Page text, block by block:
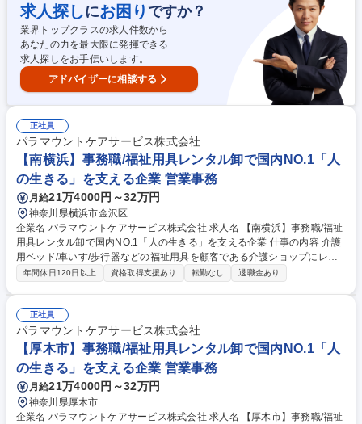
の策定や、トラブル時の迅速な修理対応、保守契約の提案も担います。眼
科領域の特性上、夜間・緊急の呼び出しは極めて稀で、ワークライフバラ
ンスを保ちやすい環境です。英語のマニュアルを使用するため、語学力を
活かしたい方や、将来的に英語力を伸ばしたい方にも最適な環境です。 ※
建設業務は伴いません。 募集職種 【千葉】医療機器フィールドサービス
エンジニア/離職率2%以下/急な呼び出し無
求人探しにお困り ですか？
業界トップクラスの求人件数から
あなたの力を最大限に発揮できる
求人探しをお手伝いします。
アドバイザーに相談する
正社員
パラマウントケアサービス株式会社
【南横浜】事務職/福祉用具レンタル卸で国内NO.1「人
の生きる」を支える企業 営業事務
月給21万4000円～32万円
神奈川県横浜市金沢区
企業名 パラマウントケアサービス株式会社 求人名 【南横浜】事務職/福祉
用具レンタル卸で国内NO.1「人の生きる」を支える企業 仕事の内容 介護
用ベッド/車いす/歩行器などの福祉用具を顧客である介護ショップにレン
タルする際の事務作業全般を中心に担当いただきます。営業のサポート業
る介在価値の高い仕事です。そのため、事務作業だけでなく、人と接する
ことで周りの人をサポート・業績に間接的に関与していけることがやりが
いです。ルーチンワークの中にも、自分だけの色を出していけるのが、こ
の仕事の面白みでもあります。 ※変更範囲：無し（ただし本人の希望があ
る場合かつ職種転換された場合は当社業務全般） 募集職種 【南横浜】事
務職/福祉用具レンタル卸で国内NO.1「人の生きる」を支える企業
年間休日120日以上 資格取得支援あり 転勤なし 退職金あり
正社員
パラマウントケアサービス株式会社
【厚木市】事務職/福祉用具レンタル卸で国内NO.1「人
の生きる」を支える企業 営業事務
月給21万4000円～32万円
神奈川県厚木市
企業名 パラマウントケアサービス株式会社 求人名 【厚木市】事務職/福祉